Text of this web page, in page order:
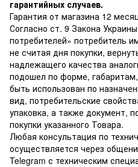
гарантийных случаев.
Гарантия от магазина 12
Согласно ст. 9 Закона
потребителей» потребитель
не считая дня покупки,
надлежащего качества
подошел по форме,
быть использован по
вид, потребительские
упаковка, а также документ,
покупки указанного Товара.
Любая консультация по
осуществляется через
Telegram с техническим